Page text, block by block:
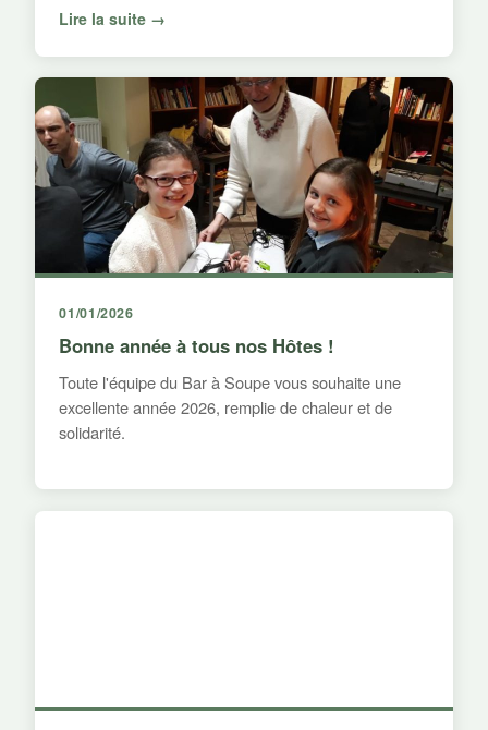
Lire la suite →
01/01/2026
Bonne année à tous nos Hôtes !
Toute l'équipe du Bar à Soupe vous souhaite une
excellente année 2026, remplie de chaleur et de
solidarité.